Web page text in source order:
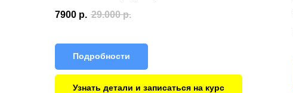
7900 р. 29.000 р.
Подробности
Узнать детали и записаться на курс